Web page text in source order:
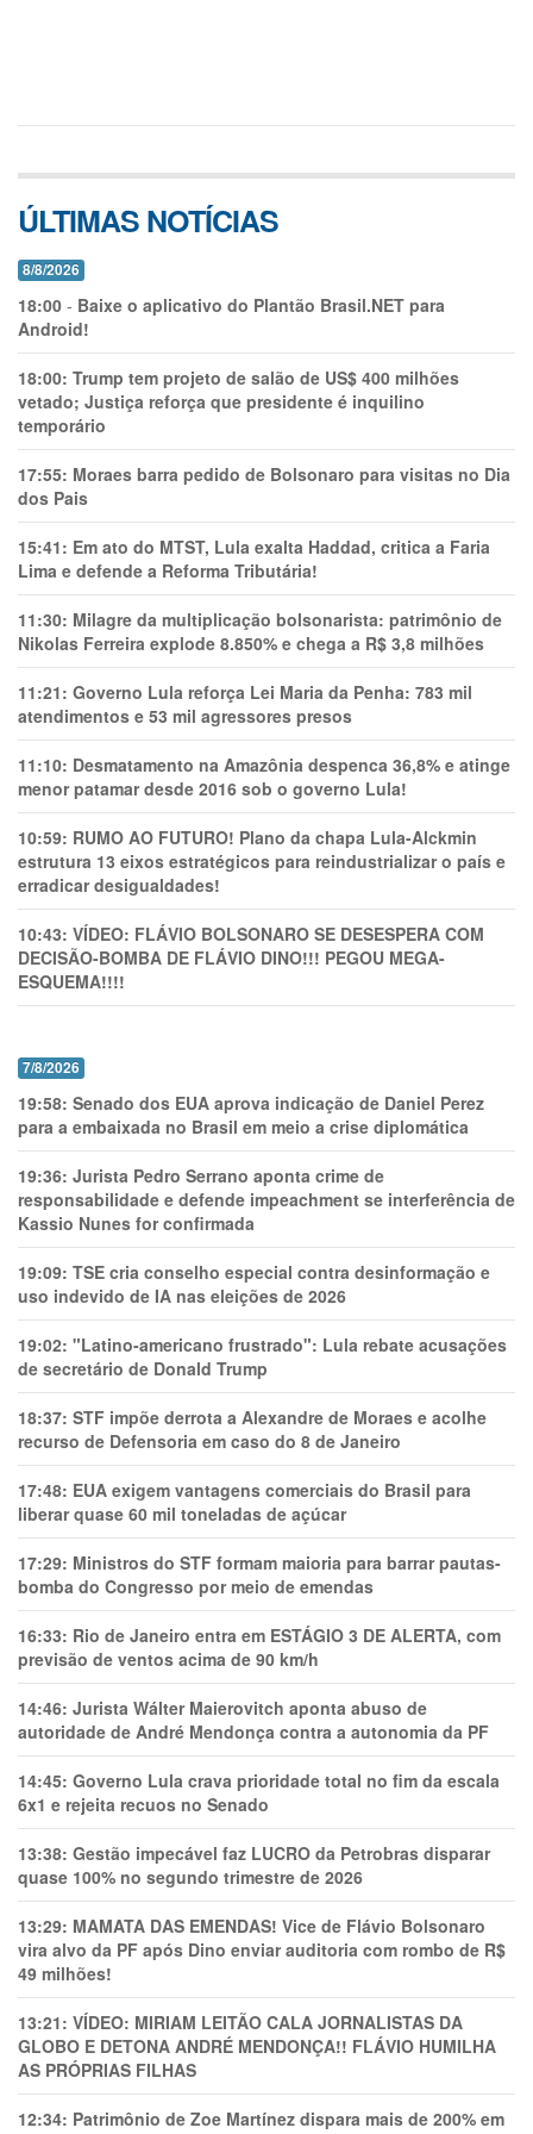
ÚLTIMAS NOTÍCIAS
8/8/2026
18:00 - Baixe o aplicativo do Plantão Brasil.NET para
Android!
18:00: Trump tem projeto de salão de US$ 400 milhões
vetado; Justiça reforça que presidente é inquilino
temporário
17:55: Moraes barra pedido de Bolsonaro para visitas no Dia
dos Pais
15:41: Em ato do MTST, Lula exalta Haddad, critica a Faria
Lima e defende a Reforma Tributária!
11:30: Milagre da multiplicação bolsonarista: patrimônio de
Nikolas Ferreira explode 8.850% e chega a R$ 3,8 milhões
11:21: Governo Lula reforça Lei Maria da Penha: 783 mil
atendimentos e 53 mil agressores presos
11:10: Desmatamento na Amazônia despenca 36,8% e atinge
menor patamar desde 2016 sob o governo Lula!
10:59: RUMO AO FUTURO! Plano da chapa Lula-Alckmin
estrutura 13 eixos estratégicos para reindustrializar o país e
erradicar desigualdades!
10:43: VÍDEO: FLÁVIO BOLSONARO SE DESESPERA COM
DECISÃO-BOMBA DE FLÁVIO DINO!!! PEGOU MEGA-
ESQUEMA!!!!
7/8/2026
19:58: Senado dos EUA aprova indicação de Daniel Perez
para a embaixada no Brasil em meio a crise diplomática
19:36: Jurista Pedro Serrano aponta crime de
responsabilidade e defende impeachment se interferência de
Kassio Nunes for confirmada
19:09: TSE cria conselho especial contra desinformação e
uso indevido de IA nas eleições de 2026
19:02: "Latino-americano frustrado": Lula rebate acusações
de secretário de Donald Trump
18:37: STF impõe derrota a Alexandre de Moraes e acolhe
recurso de Defensoria em caso do 8 de Janeiro
17:48: EUA exigem vantagens comerciais do Brasil para
liberar quase 60 mil toneladas de açúcar
17:29: Ministros do STF formam maioria para barrar pautas-
bomba do Congresso por meio de emendas
16:33: Rio de Janeiro entra em ESTÁGIO 3 DE ALERTA, com
previsão de ventos acima de 90 km/h
14:46: Jurista Wálter Maierovitch aponta abuso de
autoridade de André Mendonça contra a autonomia da PF
14:45: Governo Lula crava prioridade total no fim da escala
6x1 e rejeita recuos no Senado
13:38: Gestão impecável faz LUCRO da Petrobras disparar
quase 100% no segundo trimestre de 2026
13:29: MAMATA DAS EMENDAS! Vice de Flávio Bolsonaro
vira alvo da PF após Dino enviar auditoria com rombo de R$
49 milhões!
13:21: VÍDEO: MIRIAM LEITÃO CALA JORNALISTAS DA
GLOBO E DETONA ANDRÉ MENDONÇA!! FLÁVIO HUMILHA
AS PRÓPRIAS FILHAS
12:34: Patrimônio de Zoe Martínez dispara mais de 200% em